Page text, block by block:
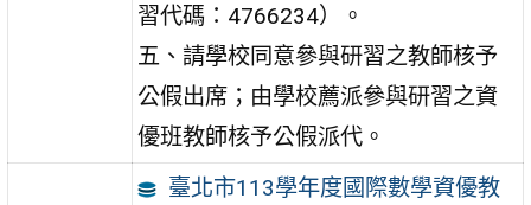
習代碼：4766234）。
五、請學校同意參與研習之教師核予
公假出席；由學校薦派參與研習之資
優班教師核予公假派代。
臺北市113學年度國際數學資優教